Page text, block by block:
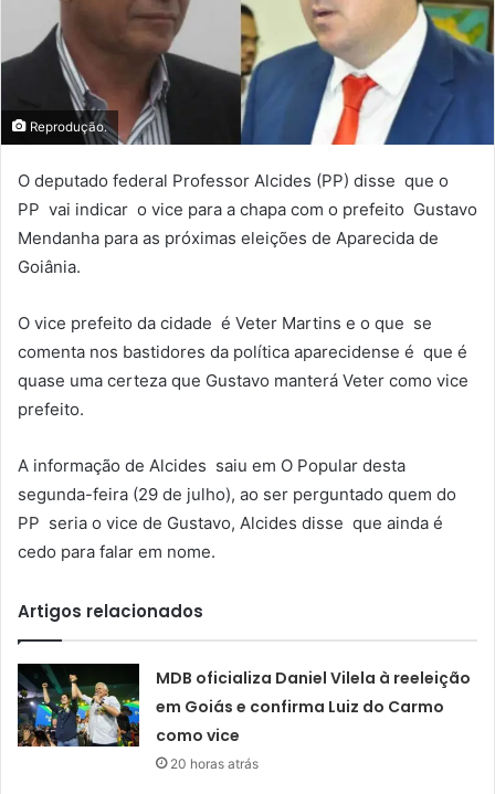
Reprodução.
O deputado federal Professor Alcides (PP) disse que o
PP vai indicar o vice para a chapa com o prefeito Gustavo
Mendanha para as próximas eleições de Aparecida de
Goiânia.
O vice prefeito da cidade é Veter Martins e o que se
comenta nos bastidores da política aparecidense é que é
quase uma certeza que Gustavo manterá Veter como vice
prefeito.
A informação de Alcides saiu em O Popular desta
segunda-feira (29 de julho), ao ser perguntado quem do
PP seria o vice de Gustavo, Alcides disse que ainda é
cedo para falar em nome.
Artigos relacionados
MDB oficializa Daniel Vilela à reeleição
em Goiás e confirma Luiz do Carmo
como vice
20 horas atrás